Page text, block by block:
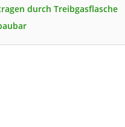
durch Treibgasflasche